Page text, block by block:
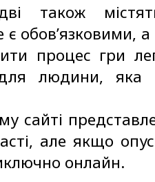
також
є обов’язковими,
процес гри
людини, яка
сайті
але якщо
онлайн.